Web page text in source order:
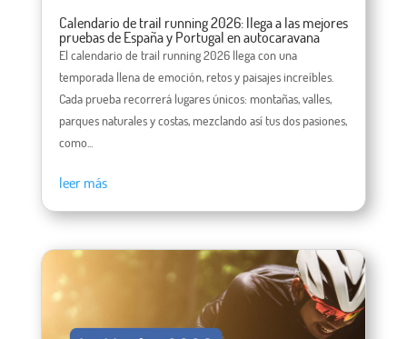
Calendario de trail running 2026: llega a las mejores
pruebas de España y Portugal en autocaravana
El calendario de trail running 2026 llega con una
temporada llena de emoción, retos y paisajes increíbles.
Cada prueba recorrerá lugares únicos: montañas, valles,
parques naturales y costas, mezclando así tus dos pasiones,
como...
leer más